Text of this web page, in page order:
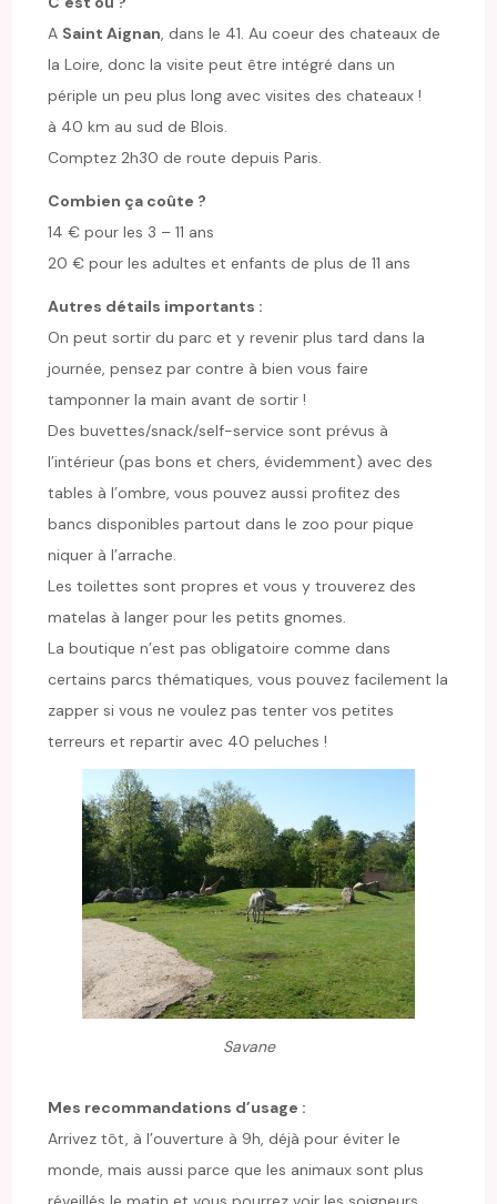
A Saint Aignan, dans le 41. Au coeur des chateaux de
la Loire, donc la visite peut être intégré dans un
périple un peu plus long avec visites des chateaux !
à 40 km au sud de Blois.
Comptez 2h30 de route depuis Paris.
Combien ça coûte ?
14 € pour les 3 – 11 ans
20 € pour les adultes et enfants de plus de 11 ans
Autres détails importants :
On peut sortir du parc et y revenir plus tard dans la
journée, pensez par contre à bien vous faire
tamponner la main avant de sortir !
Des buvettes/snack/self-service sont prévus à
l’intérieur (pas bons et chers, évidemment) avec des
tables à l’ombre, vous pouvez aussi profitez des
bancs disponibles partout dans le zoo pour pique
niquer à l’arrache.
Les toilettes sont propres et vous y trouverez des
matelas à langer pour les petits gnomes.
La boutique n’est pas obligatoire comme dans
certains parcs thématiques, vous pouvez facilement la
zapper si vous ne voulez pas tenter vos petites
terreurs et repartir avec 40 peluches !
Savane
Mes recommandations d’usage :
Arrivez tôt, à l’ouverture à 9h, déjà pour éviter le
monde, mais aussi parce que les animaux sont plus